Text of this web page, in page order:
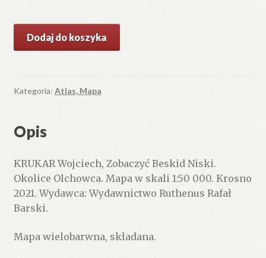
Zobaczyć
Niski.
Okolice
w
1:50
000.
Dodaj do koszyka
Kategoria: Atlas, Mapa
Opis
KRUKAR Wojciech, Zobaczyć Beskid Niski.
Okolice Olchowca. Mapa w skali 1:50 000. Krosno
2021. Wydawca: Wydawnictwo Ruthenus Rafał
Barski.
Mapa wielobarwna, składana.